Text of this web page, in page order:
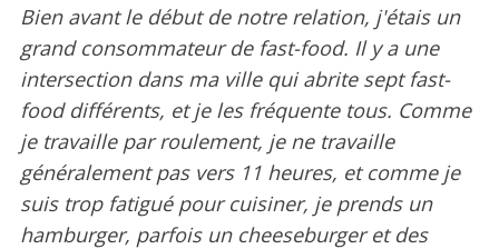
Bien avant le début de notre relation, j'étais un
grand consommateur de fast-food. Il y a une
intersection dans ma ville qui abrite sept fast-
food différents, et je les fréquente tous. Comme
je travaille par roulement, je ne travaille
généralement pas vers 11 heures, et comme je
suis trop fatigué pour cuisiner, je prends un
hamburger, parfois un cheeseburger et des